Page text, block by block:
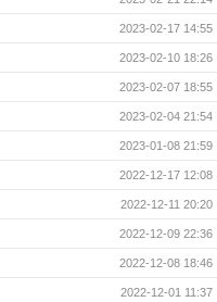
2023-02-17 14:55
2023-02-10 18:26
2023-02-07 18:55
2023-02-04 21:54
2023-01-08 21:59
2022-12-17 12:08
2022-12-11 20:20
2022-12-09 22:36
2022-12-08 18:46
2022-12-01 11:37